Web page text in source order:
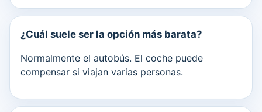
¿Cuál suele ser la opción más barata?
Normalmente el autobús. El coche puede
compensar si viajan varias personas.